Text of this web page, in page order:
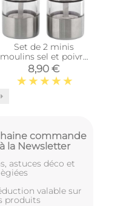
Set de 2 minis
moulins sel et poivre
en inox
8,90 €
commande
la Newsletter
astuces déco et
valable sur
produits